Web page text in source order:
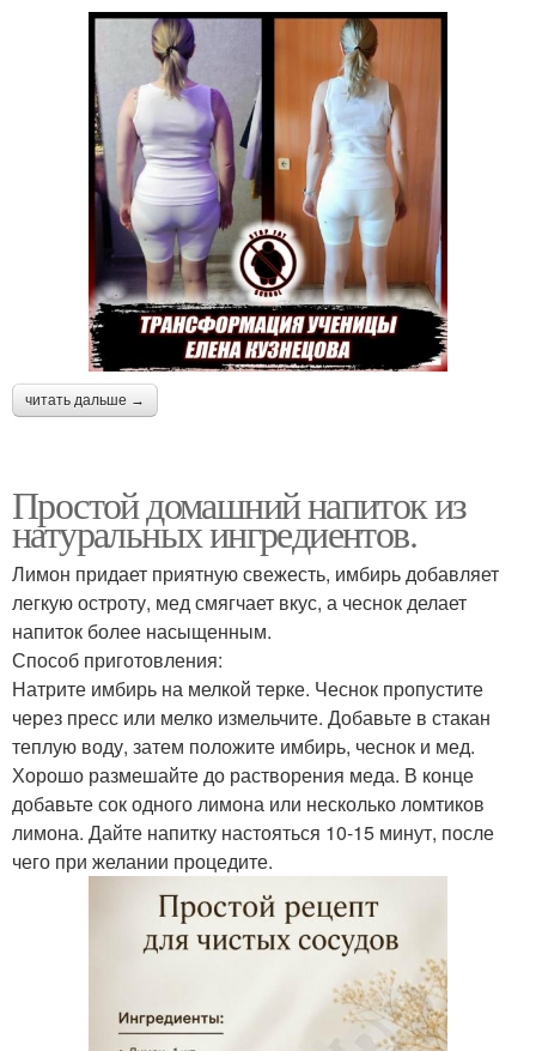
читать дальше →
Простой домашний напиток из
натуральных ингредиентов.
Лимон придает приятную свежесть, имбирь добавляет
легкую остроту, мед смягчает вкус, а чеснок делает
напиток более насыщенным.
Способ приготовления:
Натрите имбирь на мелкой терке. Чеснок пропустите
через пресс или мелко измельчите. Добавьте в стакан
теплую воду, затем положите имбирь, чеснок и мед.
Хорошо размешайте до растворения меда. В конце
добавьте сок одного лимона или несколько ломтиков
лимона. Дайте напитку настояться 10-15 минут, после
чего при желании процедите.